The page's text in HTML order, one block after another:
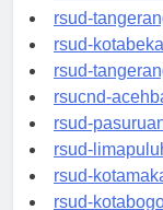
rsud-
rsud-
rsud-
rsucnd-
rsud-
rsud-
rsud-